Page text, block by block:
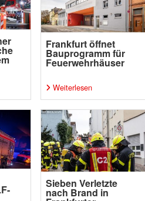
Frankfurt öffnet
Bauprogramm für
Feuerwehrhäuser
Weiterlesen
Sieben Verletzte
nach Brand in